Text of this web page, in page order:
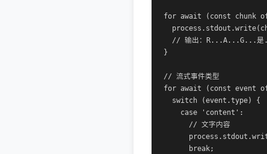
for await (const chunk
// 输出：R...A...G...是
}
// 流式事件类型
for await (const event
  switch (event.type) {
    case 'content':
      // 文字内容
      break;